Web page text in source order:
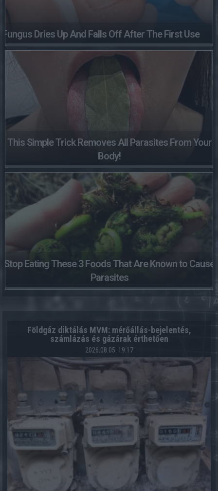
Fungus Dries Up And Falls Off After The First Use
This Simple Trick Removes All Parasites From Your
Body!
Stop Eating These 3 Foods That Are Known to Cause
Parasites
Földgáz diktálás MVM: mérőállás-bejelentés,
számlázás és gázárak érthetően
2026.08.05. 19:17